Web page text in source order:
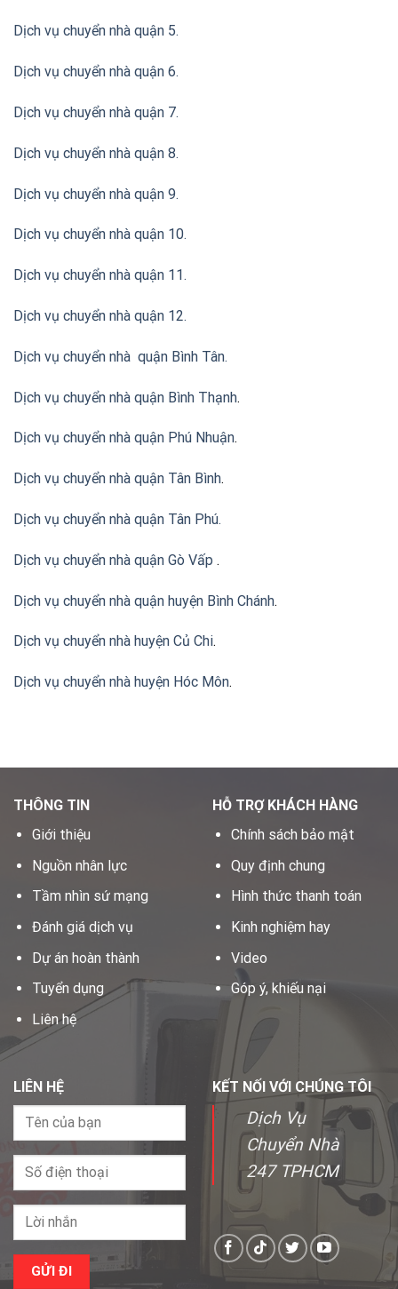
Dịch vụ chuyển nhà quận 5.
Dịch vụ chuyển nhà quận 6.
Dịch vụ chuyển nhà quận 7.
Dịch vụ chuyển nhà quận 8.
Dịch vụ chuyển nhà quận 9.
Dịch vụ chuyển nhà quận 10.
Dịch vụ chuyển nhà quận 11.
Dịch vụ chuyển nhà quận 12.
Dịch vụ chuyển nhà quận Bình Tân.
Dịch vụ chuyển nhà quận Bình Thạnh.
Dịch vụ chuyển nhà quận Phú Nhuận.
Dịch vụ chuyển nhà quận Tân Bình.
Dịch vụ chuyển nhà quận Tân Phú.
Dịch vụ chuyển nhà quận Gò Vấp .
Dịch vụ chuyển nhà quận huyện Bình Chánh.
Dịch vụ chuyển nhà huyện Củ Chi.
Dịch vụ chuyển nhà huyện Hóc Môn.
THÔNG TIN
Giới thiệu
Nguồn nhân lực
Tầm nhìn sứ mạng
Đánh giá dịch vụ
Dự án hoàn thành
Tuyển dụng
Liên hệ
HỖ TRỢ KHÁCH HÀNG
Chính sách bảo mật
Quy định chung
Hình thức thanh toán
Kinh nghiệm hay
Video
Góp ý, khiếu nại
LIÊN HỆ KẾT NỐI VỚI CHÚNG TÔI
Dịch Vụ
Chuyển Nhà
247 TPHCM